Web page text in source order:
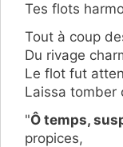
Tes flots
Tout à coup
Du rivage
Le flot fut
Laissa tomber
"Ô temps,
propices,